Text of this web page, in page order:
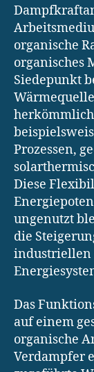
organische
organisches
Siedepunkt
Prozessen,
Diese
ungenutzt
die
industriellen
Das
auf einem
organische
Verdampfer